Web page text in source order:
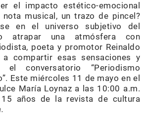
el impacto estético-emocional
musical, un trazo de pincel?
en el universo subjetivo del
atrapar una atmósfera con
poeta y promotor Reinaldo
a compartir esas sensaciones y
el conversatorio “Periodismo
Este miércoles 11 de mayo en el
María Loynaz a las 10:00 a.m.
años de la revista de cultura